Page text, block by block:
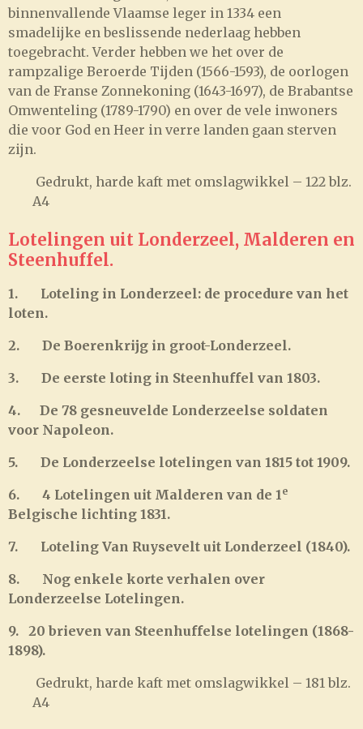
binnenvallende Vlaamse leger in 1334 een
smadelijke en beslissende nederlaag hebben
toegebracht. Verder hebben we het over de
rampzalige Beroerde Tijden (1566-1593), de oorlogen
van de Franse Zonnekoning (1643-1697), de Brabantse
Omwenteling (1789-1790) en over de vele inwoners
die voor God en Heer in verre landen gaan sterven
zijn.
Gedrukt, harde kaft met omslagwikkel – 122 blz.
A4
Lotelingen uit Londerzeel, Malderen en
Steenhuffel.
1.
Loteling in Londerzeel: de procedure van het
loten.
2.
De Boerenkrijg in groot-Londerzeel.
3.
De eerste loting in Steenhuffel van 1803.
4.
De 78 gesneuvelde Londerzeelse soldaten
voor Napoleon.
5.
De Londerzeelse lotelingen van 1815 tot 1909.
6.
4 Lotelingen uit Malderen van de 1 e
Belgische lichting 1831.
7.
Loteling Van Ruysevelt uit Londerzeel (1840).
8.
Nog enkele korte verhalen over
Londerzeelse Lotelingen.
9. 20 brieven van Steenhuffelse lotelingen (1868-
1898).
Gedrukt, harde kaft met omslagwikkel – 181 blz.
A4